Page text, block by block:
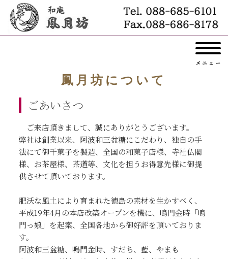
メニュー
鳳月坊について
ご来店頂きまして、誠にありがとうございます。
弊社は創業以来、阿波和三盆糖にこだわり、独自の手
法にて御千菓子を製造、全国の和菓子店様、寺社仏閣
様、お茶屋様、茶道等、文化を担うお得意先様に御提
供させて頂いております。
肥沃な風土により育まれた徳島の素材を生かすべく、
平成19年4月の本店改築オープンを機に、鳴門金時「鳴
門っ娘」を起案、全国各地から御好評を頂いておりま
す。
阿波和三盆糖、鳴門金時、すだち、藍、やまも